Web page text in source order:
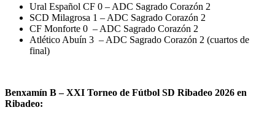
Ural Español CF 0 – ADC Sagrado Corazón 2
SCD Milagrosa 1 – ADC Sagrado Corazón 2
CF Monforte 0 – ADC Sagrado Corazón 2
Atlético Abuín 3 – ADC Sagrado Corazón 2 (cuartos de
final)
Benxamín B – XXI Torneo de Fútbol SD Ribadeo 2026 en
Ribadeo: